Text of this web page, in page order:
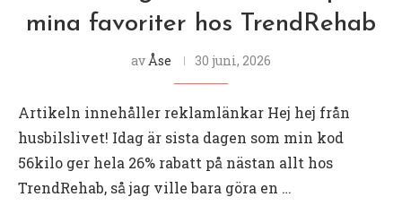
mina favoriter hos TrendRehab
av Åse 30 juni, 2026
Artikeln innehåller reklamlänkar Hej hej från
husbilslivet! Idag är sista dagen som min kod
56kilo ger hela 26% rabatt på nästan allt hos
TrendRehab, så jag ville bara göra en …